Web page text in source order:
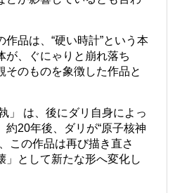
品は、“硬い時計”という本
が、ぐにゃりと崩れ落ち
そのものを象徴した作品と
」 は、後にダリ自身によっ
約20年後、ダリが“原子核神
この作品は再び描き直さ
として新たな形へ変化し